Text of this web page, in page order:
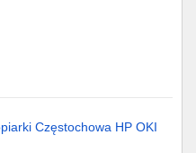
Częstochowa HP OKI